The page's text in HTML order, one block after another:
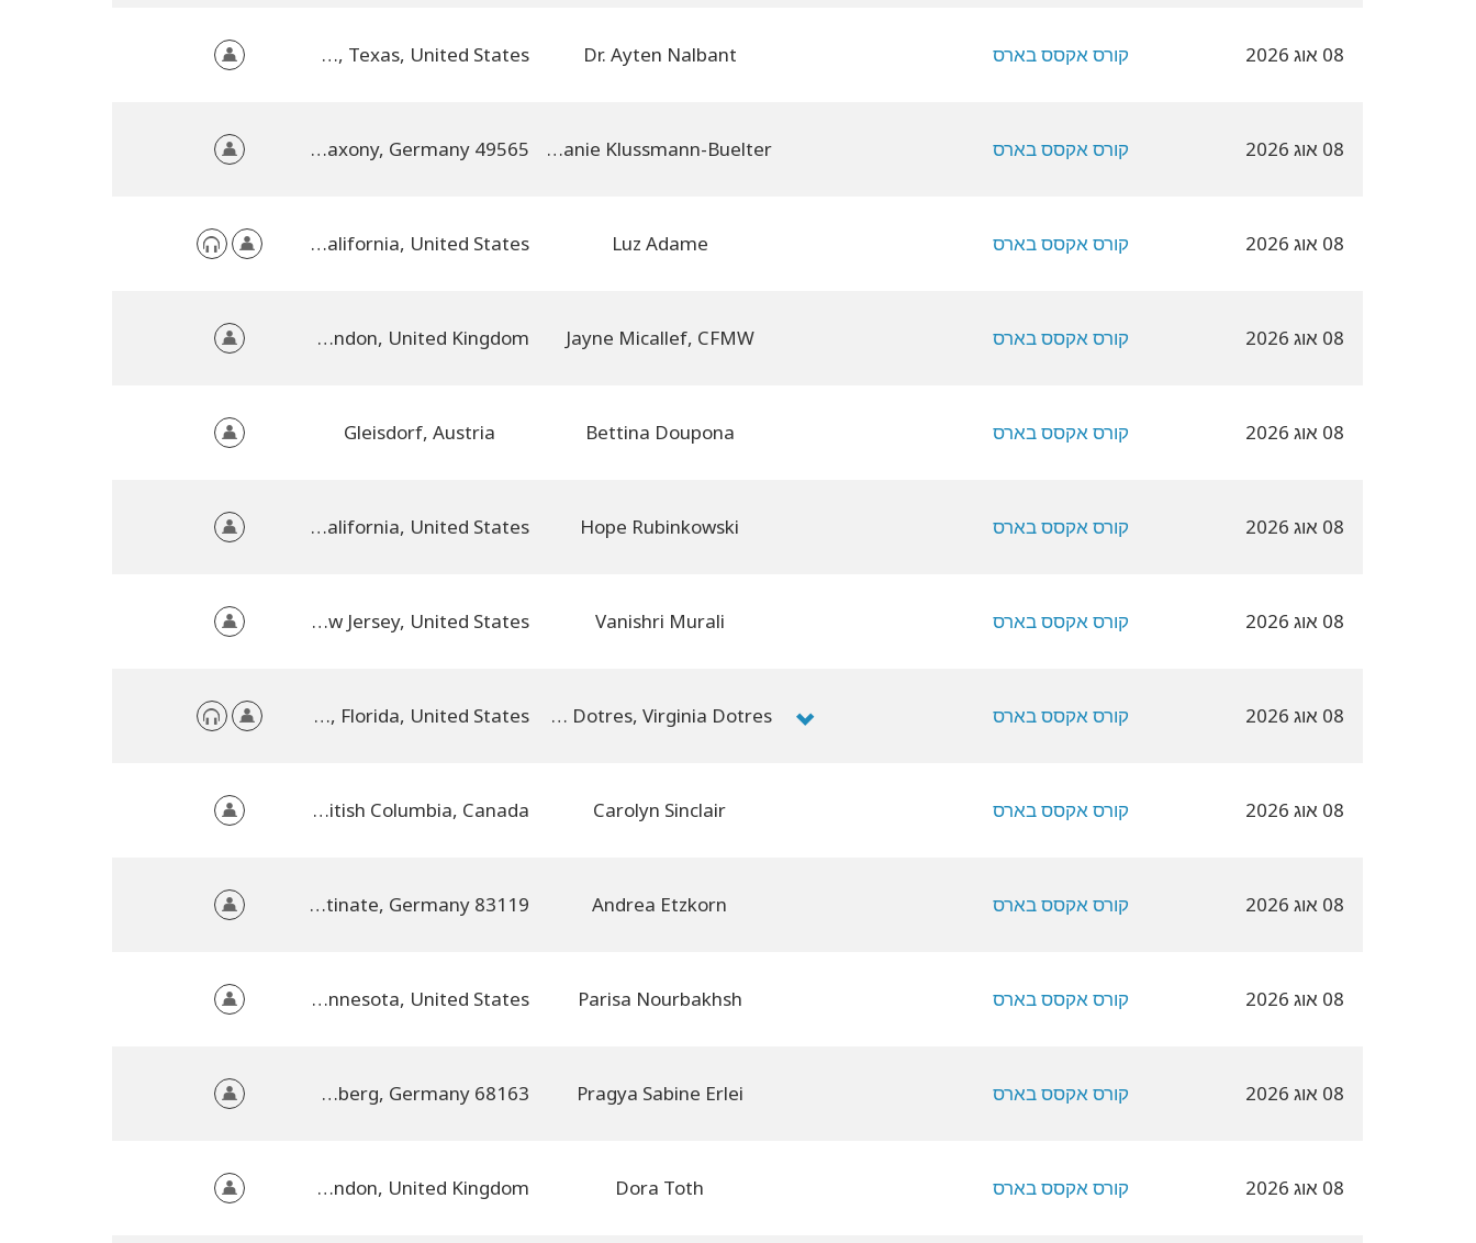
08 אוג 2026 קורס אקסס בארס Dr. Ayten Nalbant
DFW, Texas, United States
08 אוג 2026 קורס אקסס בארס Melanie Klussmann-Buelter
49565 Bramsche bei Osnabrück, Lower Saxony, Germany
08 אוג 2026 קורס אקסס בארס Luz Adame
Lakewood, California, United States
08 אוג 2026 קורס אקסס בארס Jayne Micallef, CFMW
East Croydon, LONDON, Greater London, United Kingdom
08 אוג 2026 קורס אקסס בארס Bettina Doupona
Gleisdorf, Austria
08 אוג 2026 קורס אקסס בארס Hope Rubinkowski
Los Angeles, California, United States
08 אוג 2026 קורס אקסס בארס Vanishri Murali
Sayreville, New Jersey, United States
08 אוג 2026 קורס אקסס בארס Margarita Dotres, Virginia Dotres
Orlando, Florida, Florida, United States
08 אוג 2026 קורס אקסס בארס Carolyn Sinclair
Vancouver, British Columbia, Canada
08 אוג 2026 קורס אקסס בארס Andrea Etzkorn
83119 Obing am See/Chiemgau, Rhineland-Palatinate, Germany
08 אוג 2026 קורס אקסס בארס Parisa Nourbakhsh
Lakeville, Minnesota, United States
08 אוג 2026 קורס אקסס בארס Pragya Sabine Erlei
68163 Mannheim - Lindenhof direkt am Rhein, Baden-Württemberg, Germany
08 אוג 2026 קורס אקסס בארס Dora Toth
LONDON SW2, Greater London, United Kingdom